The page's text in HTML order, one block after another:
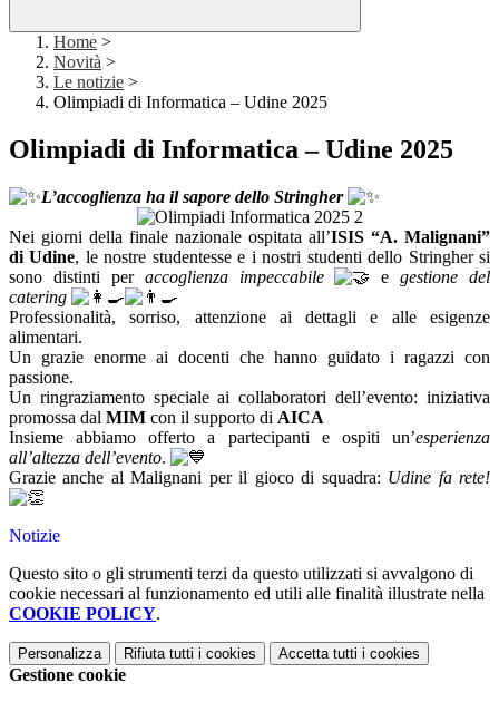
Home >
Novità >
Le notizie >
Olimpiadi di Informatica – Udine 2025
Olimpiadi di Informatica – Udine 2025
L’accoglienza ha il sapore dello Stringher
Nei giorni della finale nazionale ospitata all’ISIS “A. Malignani”
di Udine, le nostre studentesse e i nostri studenti dello Stringher si
sono distinti per accoglienza impeccabile egestione del
catering
Professionalità, sorriso, attenzione ai dettagli e alle esigenze
alimentari.
Un grazie enorme ai docenti che hanno guidato i ragazzi con
passione.
Un ringraziamento speciale ai collaboratori dell’evento: iniziativa
promossa dal MIM con il supporto di AICA
Insieme abbiamo offerto a partecipanti e ospiti un’esperienza
all’altezza dell’evento.
Grazie anche al Malignani per il gioco di squadra: Udine fa rete!
Notizie
Questo sito o gli strumenti terzi da questo utilizzati si avvalgono di
cookie necessari al funzionamento ed utili alle finalità illustrate nella
COOKIE POLICY.
Personalizza Rifiuta tutti i cookies Accetta tutti i cookies
Gestione cookie